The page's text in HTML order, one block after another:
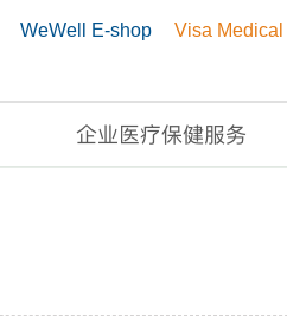
WeWell E-shop Visa
企业医疗保健服务